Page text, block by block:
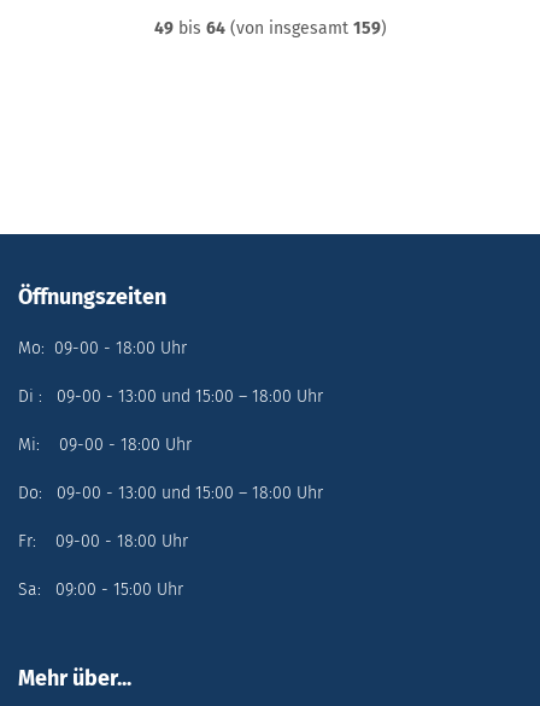
49bis 64(von insgesamt 159)
Öffnungszeiten
Mo: 09-00 - 18:00 Uhr
Di : 09-00 - 13:00 und 15:00 – 18:00 Uhr
Mi: 09-00 - 18:00 Uhr
Do: 09-00 - 13:00 und 15:00 – 18:00 Uhr
Fr: 09-00 - 18:00 Uhr
Sa: 09:00 - 15:00 Uhr
Mehr über...